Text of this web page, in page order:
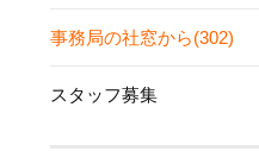
事務局の社窓から(302)
スタッフ募集